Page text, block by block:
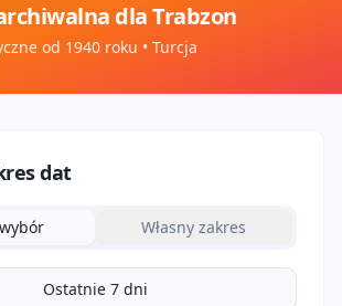
dlaTrabzon
od 1940 roku • Turcja
dat
Własny zakres
Ostatnie 7 dni